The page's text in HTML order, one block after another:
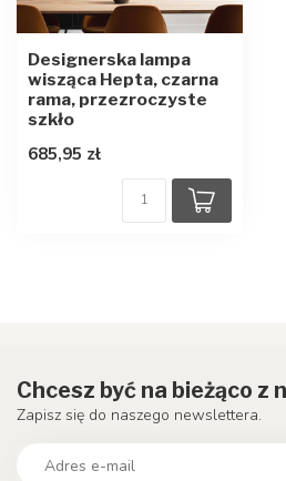
Designerska lampa
wisząca Hepta, czarna
rama, przezroczyste
szkło
685,95 zł
Chcesz być na bieżąco z
Zapisz się do naszego newslettera.